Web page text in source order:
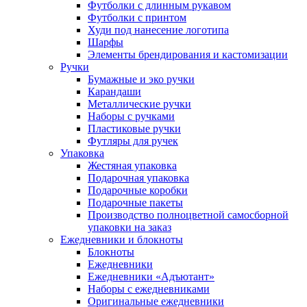
Футболки с длинным рукавом
Футболки с принтом
Худи под нанесение логотипа
Шарфы
Элементы брендирования и кастомизации
Ручки
Бумажные и эко ручки
Карандаши
Металлические ручки
Наборы с ручками
Пластиковые ручки
Футляры для ручек
Упаковка
Жестяная упаковка
Подарочная упаковка
Подарочные коробки
Подарочные пакеты
Производство полноцветной самосборной
упаковки на заказ
Ежедневники и блокноты
Блокноты
Ежедневники
Ежедневники «Адъютант»
Наборы с ежедневниками
Оригинальные ежедневники